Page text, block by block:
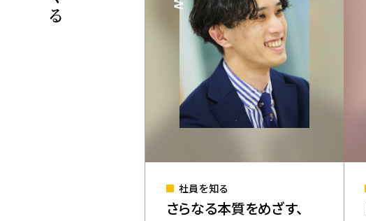
社員を知る
さらなる本質をめざす、